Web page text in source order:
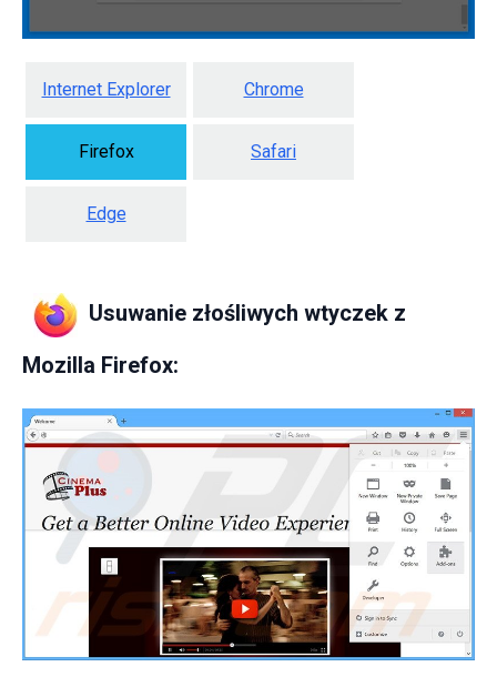
Internet Explorer Chrome
Firefox Safari
Edge
Usuwanie złośliwych wtyczek z
Mozilla Firefox: